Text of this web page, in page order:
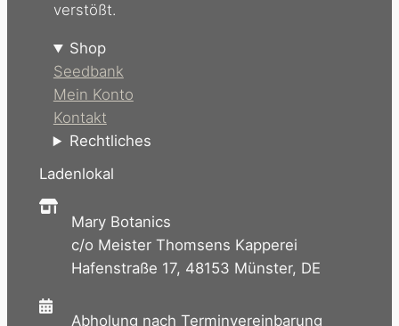
verstößt.
Shop
Seedbank
Mein Konto
Kontakt
Rechtliches
Ladenlokal
Mary Botanics
c/o Meister Thomsens Kapperei
Hafenstraße 17, 48153 Münster, DE
Abholung nach Terminvereinbarung